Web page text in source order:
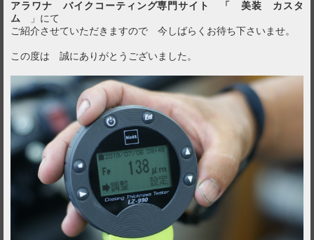
アラワナ バイクコーティング専門サイト 「 美装 カスタ
ム 」にて
ご紹介させていただきますので 今しばらくお待ち下さいませ。
この度は 誠にありがとうございました。